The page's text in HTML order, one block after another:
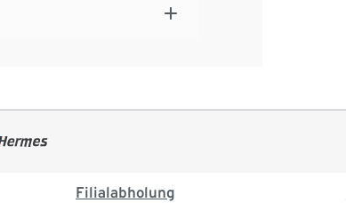
Filialabholung